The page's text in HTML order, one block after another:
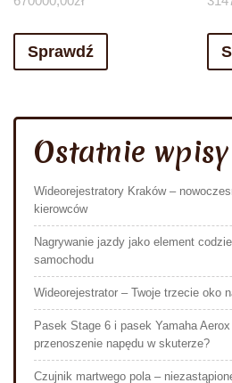
Sprawdź
Ostatnie wpisy
Wideorejestratory Kraków –
kierowców
Nagrywanie jazdy jako element
samochodu
Wideorejestrator – Twoje trzecie oko
Pasek Stage 6 i pasek Yamaha
przenoszenie napędu w skuterze?
Czujnik martwego pola –